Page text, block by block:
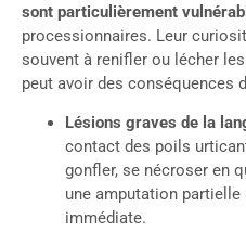
sont particulièrement
processionnaires. Leur
souvent à renifler ou lécher
peut avoir des conséquences
Lésions graves de la
contact des poils
gonfler, se nécroser en
une amputation partielle
immédiate.